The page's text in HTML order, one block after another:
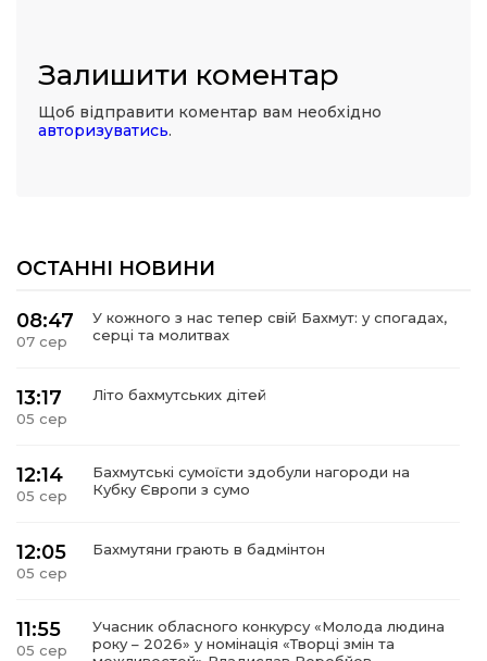
Залишити коментар
Щоб відправити коментар вам необхідно
авторизуватись.
ОСТАННІ НОВИНИ
08:47
07 сер
У кожного з нас тепер свій Бахмут: у спогадах,
серці та молитвах
13:17
05 сер
Літо бахмутських дітей
12:14
05 сер
Бахмутські сумоїсти здобули нагороди на
Кубку Європи з сумо
12:05
05 сер
Бахмутяни грають в бадмінтон
11:55
05 сер
Учасник обласного конкурсу «Молода людина
року – 2026» у номінація «Творці змін та